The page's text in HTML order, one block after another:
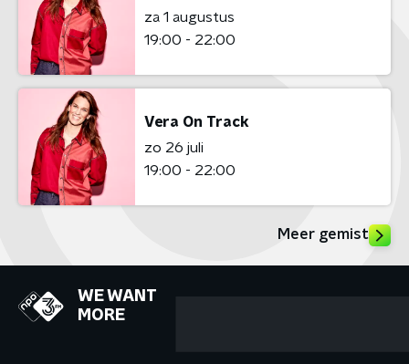
za 1 augustus
19:00 - 22:00
Vera On Track
zo 26 juli
19:00 - 22:00
Meer gemist
WE WANT
MORE